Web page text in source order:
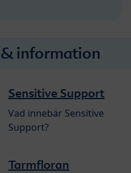
& information
Sensitive Support
Vad innebär Sensitive
Support?
Tarmfloran